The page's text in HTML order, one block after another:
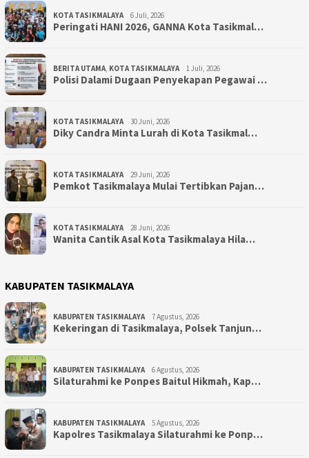
KOTA TASIKMALAYA 6 Juli, 2026
Peringati HANI 2026, GANNA Kota Tasikmal…
BERITA UTAMA KOTA TASIKMALAYA 1 Juli, 2026
Polisi Dalami Dugaan Penyekapan Pegawai …
KOTA TASIKMALAYA 30 Juni, 2026
Diky Candra Minta Lurah di Kota Tasikmal…
KOTA TASIKMALAYA 29 Juni, 2026
Pemkot Tasikmalaya Mulai Tertibkan Pajan…
KOTA TASIKMALAYA 28 Juni, 2026
Wanita Cantik Asal Kota Tasikmalaya Hila…
KABUPATEN TASIKMALAYA
KABUPATEN TASIKMALAYA 7 Agustus, 2026
Kekeringan di Tasikmalaya, Polsek Tanjun…
KABUPATEN TASIKMALAYA 6 Agustus, 2026
Silaturahmi ke Ponpes Baitul Hikmah, Kap…
KABUPATEN TASIKMALAYA 5 Agustus, 2026
Kapolres Tasikmalaya Silaturahmi ke Ponp…